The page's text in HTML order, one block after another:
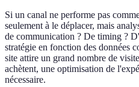
Si un canal ne performe pas
seulement à le déplacer, mais
de communication ? De timing ?
stratégie en fonction des données
site attire un grand nombre de
achètent, une optimisation de
nécessaire.